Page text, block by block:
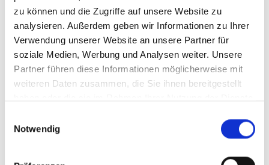
zu können und die Zugriffe auf unsere Website zu
analysieren. Außerdem geben wir Informationen zu Ihrer
Verwendung unserer Website an unsere Partner für
soziale Medien, Werbung und Analysen weiter. Unsere
Partner führen diese Informationen möglicherweise mit
weiteren Daten zusammen, die Sie ihnen bereitgestellt
Notwendig
Ihr Partner für optimales
Sehen in Waldböckelheim
Als erster Ansprechpartner für das gute Sehen sind wir
anatomisch und ästhetisch perfekt auf Ihre
individuellen Wünsche und Bedürfnisse angepasste
Sehhilfe kümmern. Wir sind auch oft die Ersten, die